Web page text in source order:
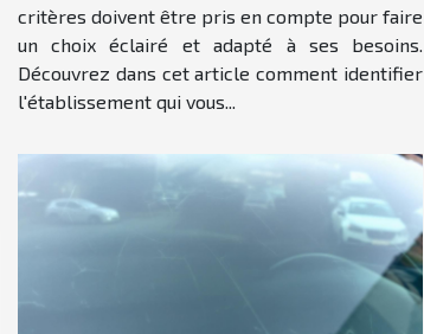
critères doivent être pris en compte pour faire
un choix éclairé et adapté à ses besoins.
Découvrez dans cet article comment identifier
l'établissement qui vous...